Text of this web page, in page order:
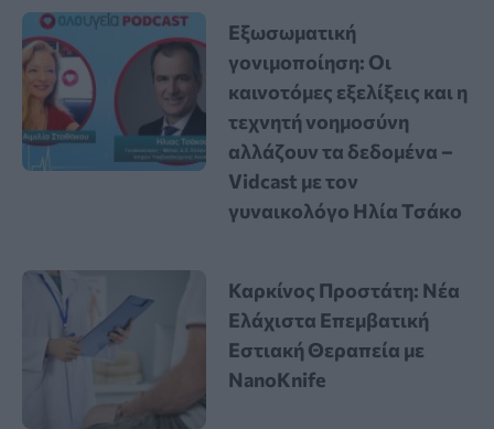
Εξωσωματική
γονιμοποίηση: Οι
καινοτόμες εξελίξεις και η
τεχνητή νοημοσύνη
αλλάζουν τα δεδομένα –
Vidcast με τον
γυναικολόγο Ηλία Τσάκο
Καρκίνος Προστάτη: Νέα
Ελάχιστα Επεμβατική
Εστιακή Θεραπεία με
NanoKnife